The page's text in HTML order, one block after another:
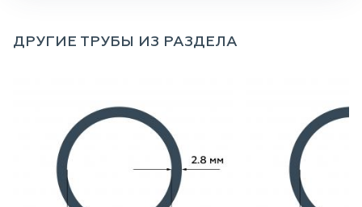
ДРУГИЕ ТРУБЫ ИЗ РАЗДЕЛА